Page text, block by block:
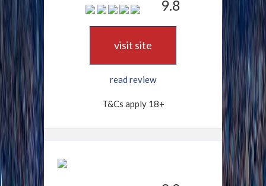
9.8
visit site
read review
T&Cs apply 18+